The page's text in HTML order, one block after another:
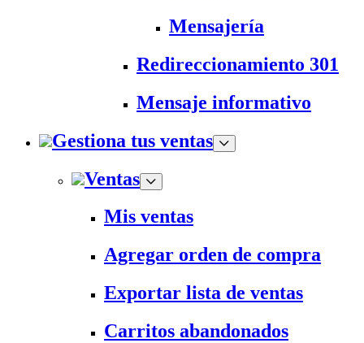
Mensajería
Redireccionamiento 301
Mensaje informativo
Gestiona tus ventas
Ventas
Mis ventas
Agregar orden de compra
Exportar lista de ventas
Carritos abandonados